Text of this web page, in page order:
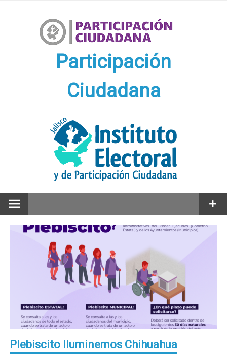
Participación
Ciudadana
Plebiscito Iluminemos Chihuahua